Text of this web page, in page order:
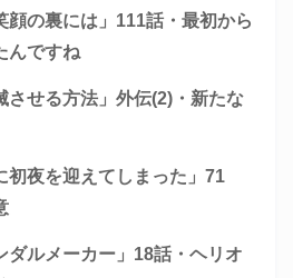
顔の裏には」111話・最初から
んですね
させる方法」外伝(2)・新たな
初夜を迎えてしまった」71
ダルメーカー」18話・ヘリオ